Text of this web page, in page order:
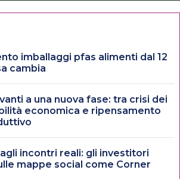
imballaggi pfas alimenti dal 12
cambia
a una nuova fase: tra crisi dei
economica e ripensamento
incontri reali: gli investitori
mappe social come Corner